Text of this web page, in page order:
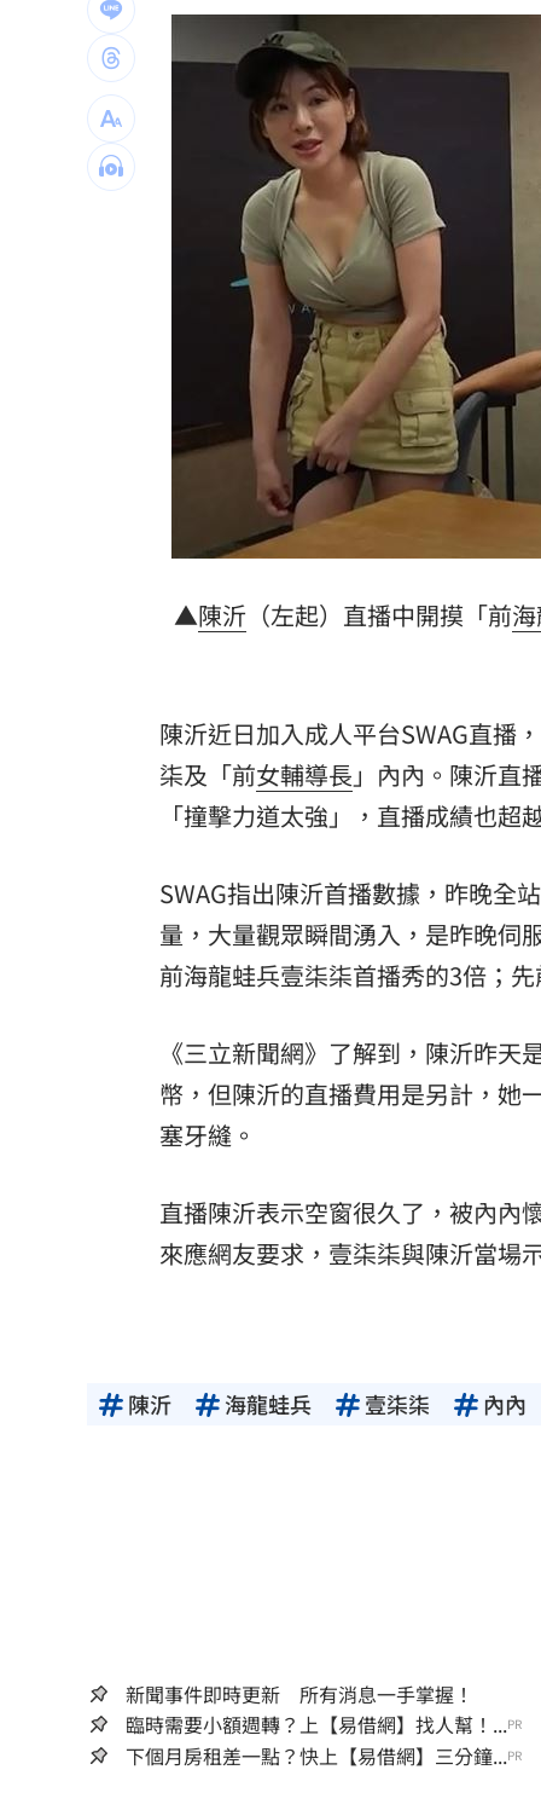
宣布出道十年 大咖樂團成員1惡疾纏身
道奇守護神挨再見2分砲 遭逆轉苦吞7
BMW小跑車自撞翻覆！氣囊爆22歲男困
朴寶劍替爸扛8億債 昔宣布破產仍不埋
青春回來了！「阿妹妹」睽違27年驚喜
星宇航空往返沖繩「全取消」加班機也
白海豚逼近越晚越有感！估雨彈從北轟
台灣彩券開獎直播中
20:31
LIVE三立+24小時直播 15:27
三立iNEWS新聞台線上直播
AI時代！威力馬導入智慧營運系統提升
台彩父親節推新刮刮樂千萬頭獎超「爸
「拍片人的多重宇宙」職涯論壇9/12登
8國球員齊聚高雄 Formosa 7s掀足球
理想混蛋號召粉絲跨海追星吃美食！
▲陳沂 （左起）直播中開摸「前
陳沂近日加入成人平台SWAG直播
柒及「前女輔導長 」內內。陳沂直
「撞擊力道太強」，直播成績也超
SWAG指出陳沂首播數據，昨晚全
量，大量觀眾瞬間湧入，是昨晚伺
前海龍蛙兵壹柒柒首播秀的3倍；
《三立新聞網》了解到，陳沂昨
幣，但陳沂的直播費用是另計，她
塞牙縫。
直播陳沂表示空窗很久了，被內內
來應網友要求，壹柒柒與陳沂當場
陳沂 海龍蛙兵 壹柒柒 內內
新聞事件即時更新 所有消息一手掌握！
臨時需要小額週轉？上【易借網】找人幫！...PR
下個月房租差一點？快上【易借網】三分鐘...PR